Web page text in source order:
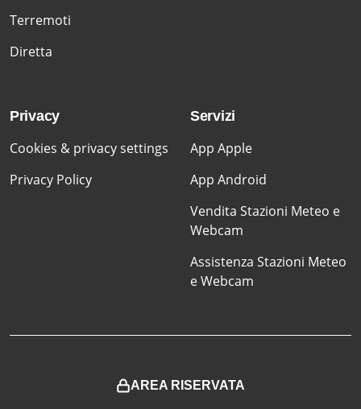
Terremoti
Diretta
Privacy
Cookies & privacy settings
Privacy Policy
Servizi
App Apple
App Android
Vendita Stazioni Meteo e
Webcam
Assistenza Stazioni Meteo
e Webcam
AREA RISERVATA